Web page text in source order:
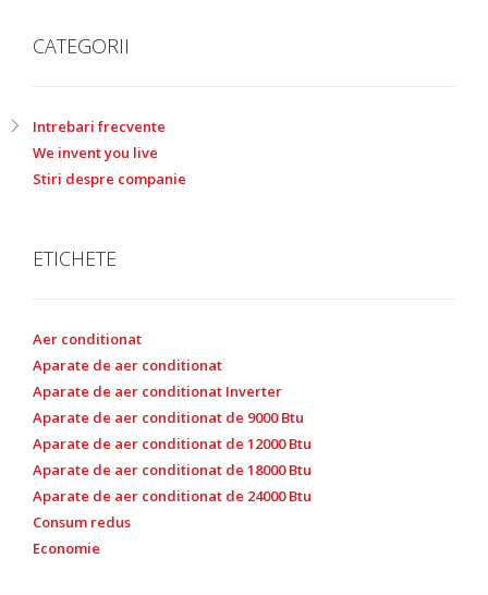
CATEGORII
Intrebari frecvente
We invent you live
Stiri despre companie
ETICHETE
Aer conditionat
Aparate de aer conditionat
Aparate de aer conditionat Inverter
Aparate de aer conditionat de 9000 Btu
Aparate de aer conditionat de 12000 Btu
Aparate de aer conditionat de 18000 Btu
Aparate de aer conditionat de 24000 Btu
Consum redus
Economie